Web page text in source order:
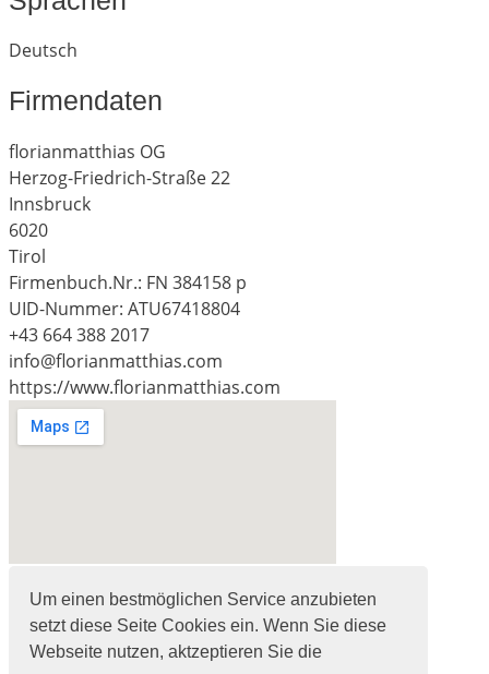
Um einen bestmöglichen Service anzubieten
setzt diese Seite Cookies ein. Wenn Sie diese
Webseite nutzen, aktzeptieren Sie die
Deutsch
Firmendaten
florianmatthias OG
Herzog-Friedrich-Straße 22
Innsbruck
6020
Tirol
Firmenbuch.Nr.: FN 384158 p
UID-Nummer: ATU67418804
+43 664 388 2017
info@florianmatthias.com
https://www.florianmatthias.com
© Agenturpartners - 2020
Facebook